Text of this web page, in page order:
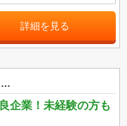
詳細を見る
…
企業！未経験の方も